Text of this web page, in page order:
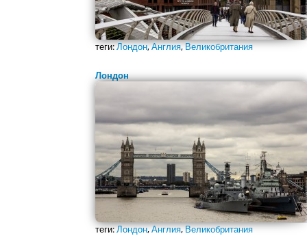
теги:Лондон,Англия,Великобритания
Лондон
теги:Лондон,Англия,Великобритания